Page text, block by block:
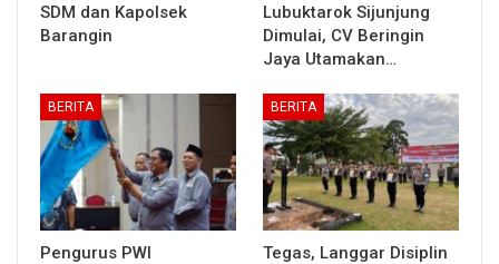
SDM dan Kapolsek
Barangin
Lubuktarok Sijunjung
Dimulai, CV Beringin
Jaya Utamakan…
BERITA
Pengurus PWI
BERITA
Tegas, Langgar Disiplin